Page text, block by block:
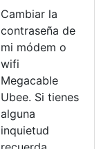
Cambiar la
contraseña de
mi módem o
wifi
Megacable
Ubee. Si tienes
alguna
inquietud